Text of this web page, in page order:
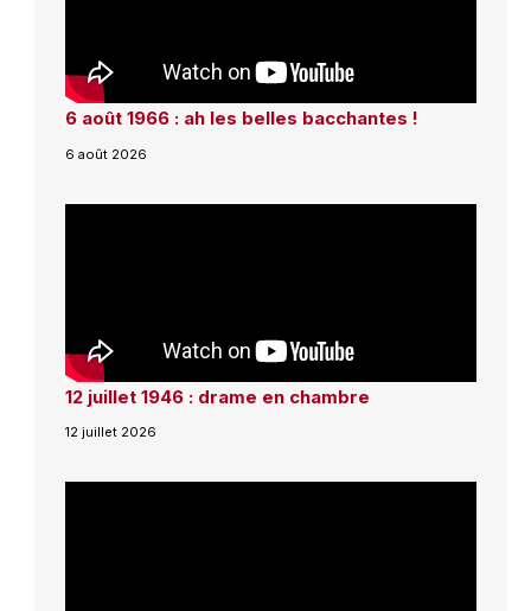
6 août 1966 : ah les belles bacchantes !
6 août 2026
12 juillet 1946 : drame en chambre
12 juillet 2026